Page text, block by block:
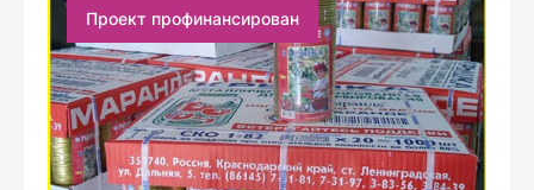
Проект профинансирован